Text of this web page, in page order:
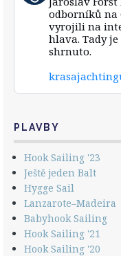
by
odborníků na
vyrojili na
hlava. Tady
shrnuto.
PLAVBY
Hook Sailing '23
Ještě jeden Balt
Hygge Sail
Lanzarote–Madeira
Babyhook Sailing
Hook Sailing '21
Hook Sailing '20